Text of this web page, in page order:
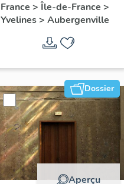
peintures
monumentales
France > Île-de-France >
Yvelines> Aubergenville
Dossier
Aperçu